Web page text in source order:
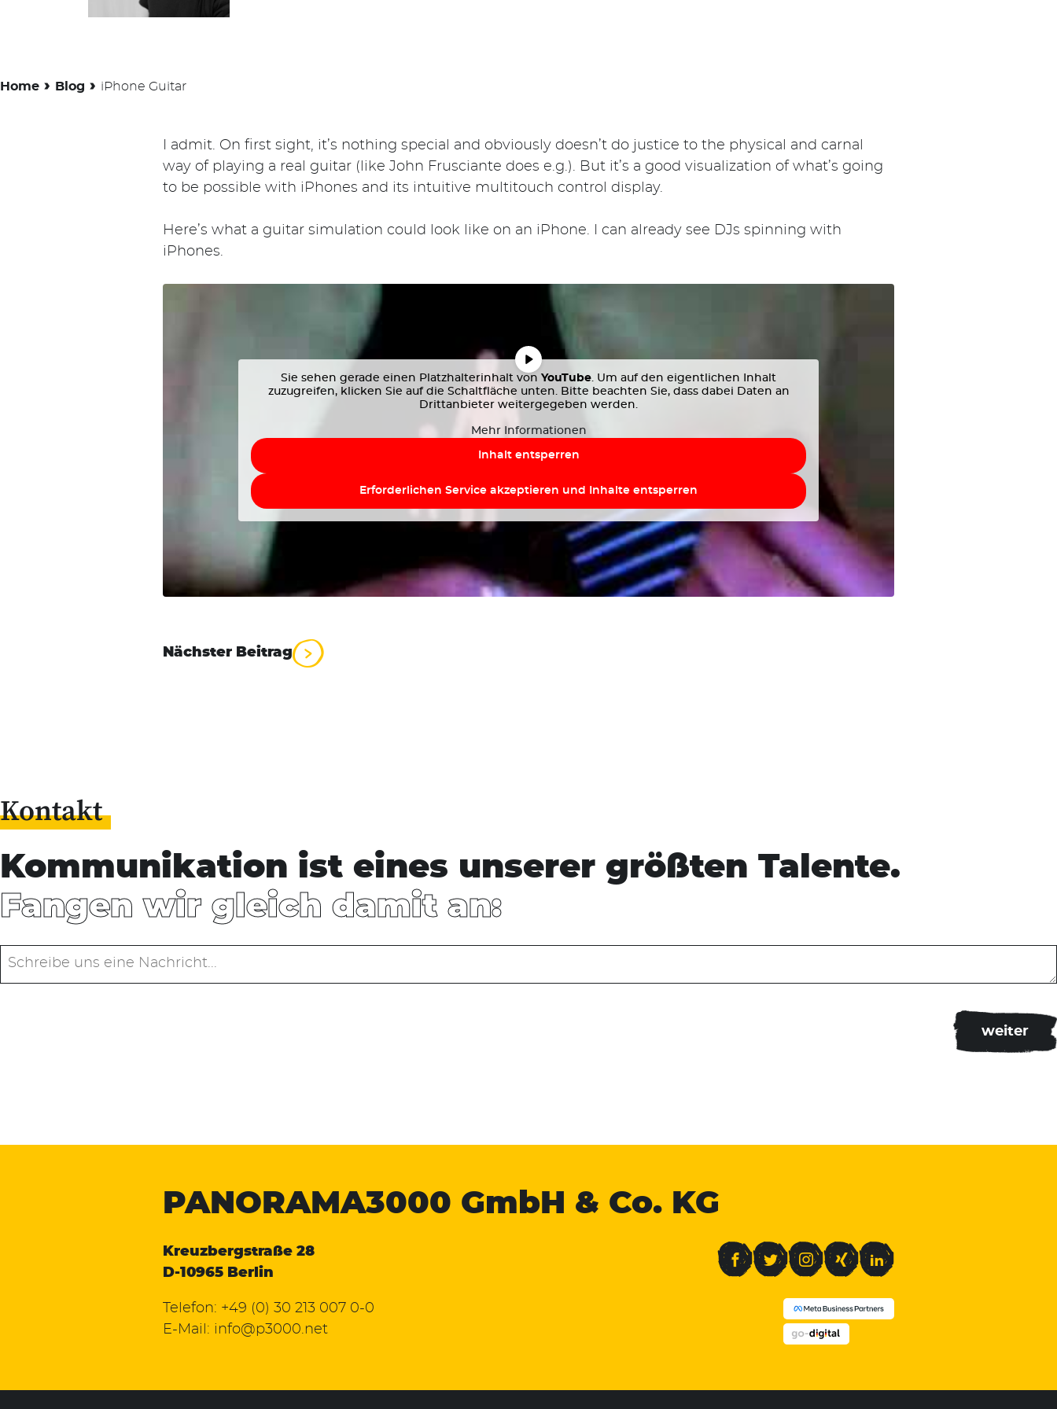
Home › Blog › iPhone Guitar
I admit. On first sight, it’s nothing special and obviously doesn’t do justice to the physical and carnal
way of playing a real guitar (like John Frusciante does e.g.). But it’s a good visualization of what’s going
to be possible with iPhones and its intuitive multitouch control display.
Here’s what a guitar simulation could look like on an iPhone. I can already see DJs spinning with
iPhones.
Sie sehen gerade einen Platzhalterinhalt von YouTube . Um auf den eigentlichen Inhalt
zuzugreifen, klicken Sie auf die Schaltfläche unten. Bitte beachten Sie, dass dabei Daten an
Drittanbieter weitergegeben werden.
Mehr Informationen
Inhalt entsperren
Erforderlichen Service akzeptieren und Inhalte entsperren
Beitragsnavigation
Nächster Beitrag
Kontakt
Kommunikation ist eines unserer größten Talente.
Fangen wir gleich damit an:
PANORAMA3000 GmbH & Co. KG
Kreuzbergstraße 28
D-10965 Berlin
Telefon: +49 (0) 30 213 007 0-0
E-Mail: info@p3000.net
FacebookTwitterInstagramXing LinkedIn